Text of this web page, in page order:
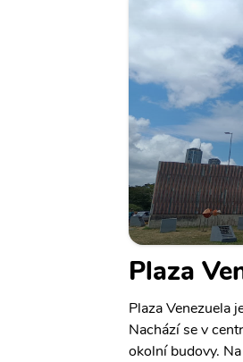
Plaza
Plaza Venezuela
Nachází se v
okolní budovy.